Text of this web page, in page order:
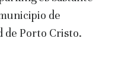
de
de Porto Cristo.